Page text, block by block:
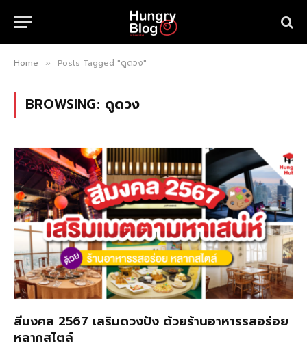
Home » Posts Tagged "ดูดวง"
BROWSING: ดูดวง
สีมงคล 2567 เสริมดวงปัง ด้วยร้านอาหารรสอร่อย
หลากสไตล์